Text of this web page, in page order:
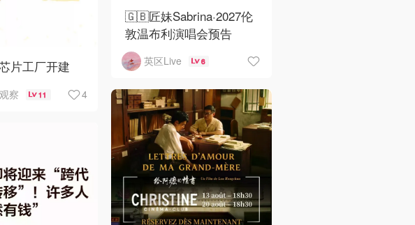
片工厂开建
察 11 4
🇬🇧匠妹Sabrina·2027伦
敦温布利演唱会预告
英区Live 6